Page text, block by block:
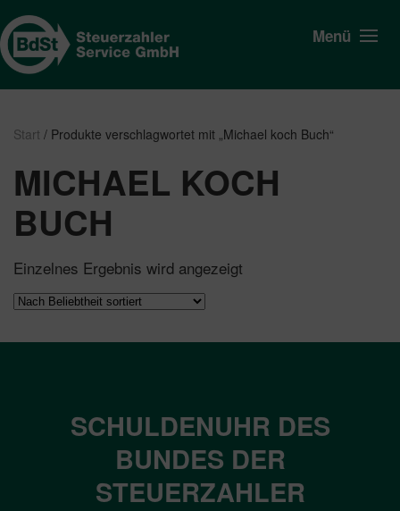
Menü
Start / Produkte verschlagwortet mit „Michael koch Buch“
MICHAEL KOCH
BUCH
Einzelnes Ergebnis wird angezeigt
SCHULDENUHR DES
BUNDES DER
STEUERZAHLER